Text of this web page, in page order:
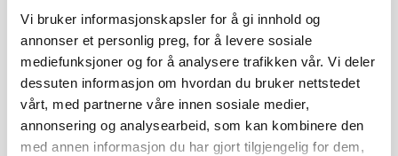
Vi bruker informasjonskapsler for å gi innhold og
annonser et personlig preg, for å levere sosiale
mediefunksjoner og for å analysere trafikken vår. Vi deler
dessuten informasjon om hvordan du bruker nettstedet
vårt, med partnerne våre innen sosiale medier,
annonsering og analysearbeid, som kan kombinere den
med annen informasjon du har gjort tilgjengelig for dem,